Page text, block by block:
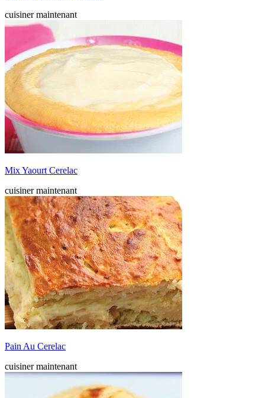
cuisiner maintenant
Mix Yaourt Cerelac
cuisiner maintenant
Pain Au Cerelac
cuisiner maintenant